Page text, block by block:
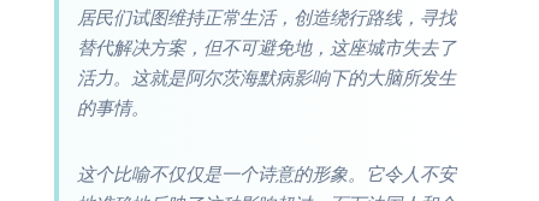
居民们试图维持正常生活，创造绕行路线，寻找
替代解决方案，但不可避免地，这座城市失去了
活力。这就是阿尔茨海默病影响下的大脑所发生
的事情。
这个比喻不仅仅是一个诗意的形象。它令人不安